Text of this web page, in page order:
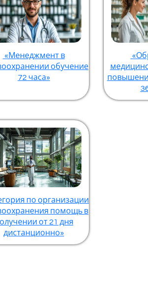
«Менеджмент в
обучение
72 часа»
по организации
помощь в
от 21 дня
дистанционно»